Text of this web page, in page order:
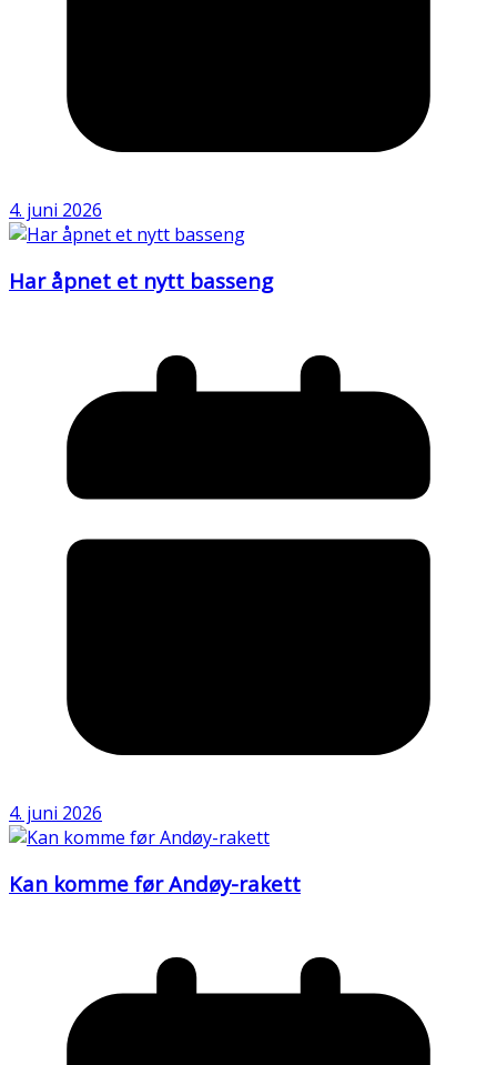
4. juni 2026
Har åpnet et nytt basseng
4. juni 2026
Kan komme før Andøy-rakett